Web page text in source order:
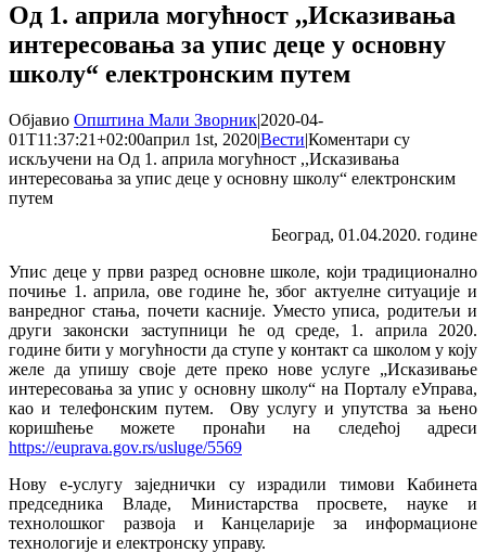
Од 1. априла могућност ,,Исказивања
интересовања за упис деце у основну
школу“ електронским путем
Објавио Општина Мали Зворник|2020-04-
01T11:37:21+02:00април 1st, 2020|Вести|Коментари су
искључени на Од 1. априла могућност ,,Исказивања
интересовања за упис деце у основну школу“ електронским
путем
Београд, 01.04.2020. године
Упис деце у први разред основне школе, који традиционално
почиње 1. априла, ове године ће, због актуелне ситуације и
ванредног стања, почети касније. Уместо уписа, родитељи и
други законски заступници ће од среде, 1. априла 2020.
године бити у могућности да ступе у контакт са школом у коју
желе да упишу своје дете преко нове услуге „Исказивање
интересовања за упис у основну школу“ на Порталу еУправа,
као и телефонским путем. Ову услугу и упутства за њено
коришћење можете пронаћи на следећој адреси
https://euprava.gov.rs/usluge/5569
Нову е-услугу заједнички су израдили тимови Кабинета
председника Владе, Министарства просвете, науке и
технолошког развоја и Канцеларије за информационе
технологије и електронску управу.